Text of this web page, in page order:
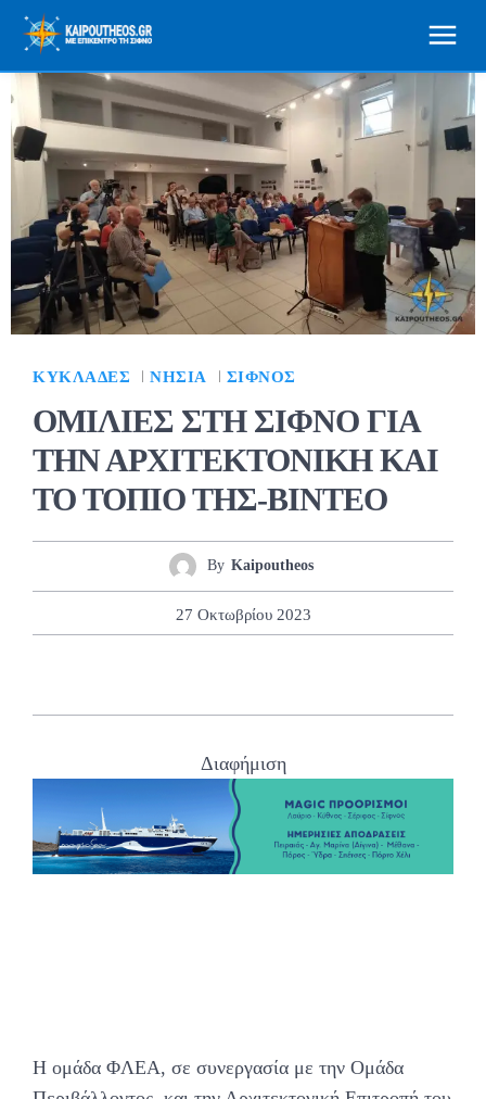
ΚΥΚΛΆΔΕΣ ΝΗΣΙΆ ΣΊΦΝΟΣ
ΟΜΙΛΙΕΣ ΣΤΗ ΣΙΦΝΟ ΓΙΑ
ΤΗΝ ΑΡΧΙΤΕΚΤΟΝΙΚΗ ΚΑΙ
ΤΟ ΤΟΠΙΟ ΤΗΣ-BINTEO
By Kaipoutheos
27 Οκτωβρίου 2023
Διαφήμιση
Η ομάδα ΦΛΕΑ, σε συνεργασία με την Ομάδα